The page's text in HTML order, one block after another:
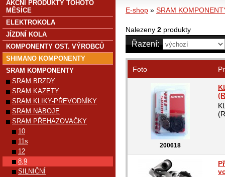
E-shop » SRAM
Nalezeny 2 produkty
Řazení:
Foto
200618
AKČNÍ PRODUKTY TOHOTO
MĚSÍCE
ELEKTROKOLA
JÍZDNÍ KOLA
KOMPONENTY OST. VÝROBCŮ
SHIMANO KOMPONENTY
SRAM KOMPONENTY
SRAM BRZDY
SRAM KAZETY
SRAM KLIKY-PŘEVODNÍKY
SRAM NÁBOJE
SRAM PŘEHAZOVAČKY
10
11s
12
8,9
SILNIČNÍ